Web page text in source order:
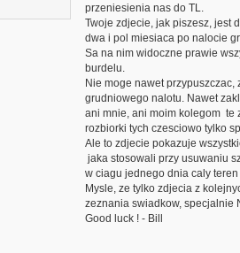
przeniesienia nas do TL.
Twoje zdjecie, jak piszesz, jest
dwa i pol miesiaca po nalocie
Sa na nim widoczne prawie
burdelu.
Nie moge nawet
grudniowego nalotu. Nawet
ani mnie, ani moim kolegom te
rozbiorki tych czesciowo tylko
Ale to zdjecie pokazuje
jaka stosowali przy usuwaniu
w ciagu jednego dnia caly
Mysle, ze tylko zdjecia z
zeznania swiadkow, specjalnie
Good luck ! - Bill